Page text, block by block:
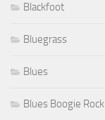
Blackfoot
Bluegrass
Blues
Blues Boogie Rock